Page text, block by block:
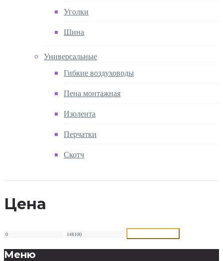
Уголки
Шина
Универсальные
Гибкие воздуховоды
Пена монтажная
Изолента
Перчатки
Скотч
Цена
Меню